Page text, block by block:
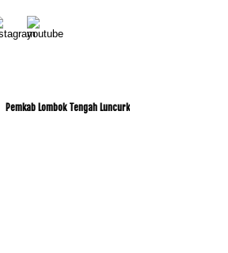
Pemkab Lombok Tengah Luncurkan BESTI, Libatkan